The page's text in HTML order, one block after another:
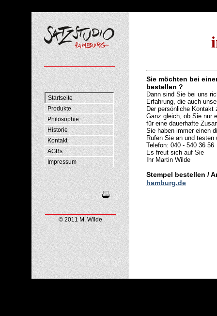
Startseite
Produkte
Philosophie
Historie
Kontakt
AGBs
Impressum
© 2011 M. Wilde
Sie möchten bei
bestellen ?
Dann sind Sie bei uns
Erfahrung, die auch
Der persönliche
Ganz gleich, ob Sie nur
für eine dauerhafte
Sie haben immer einen
Rufen Sie an und testen
Telefon: 040 - 540 36 56
Es freut sich auf Sie
Ihr Martin Wilde
Stempel bestellen /
hamburg.de